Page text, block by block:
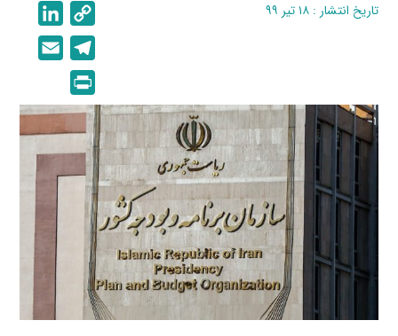
تاریخ انتشار : ۱۸ تیر ۹۹
o
p
y
L
i
n
i
n
e
d
I
n
e
l
e
g
r
m
i
r
i
n
t